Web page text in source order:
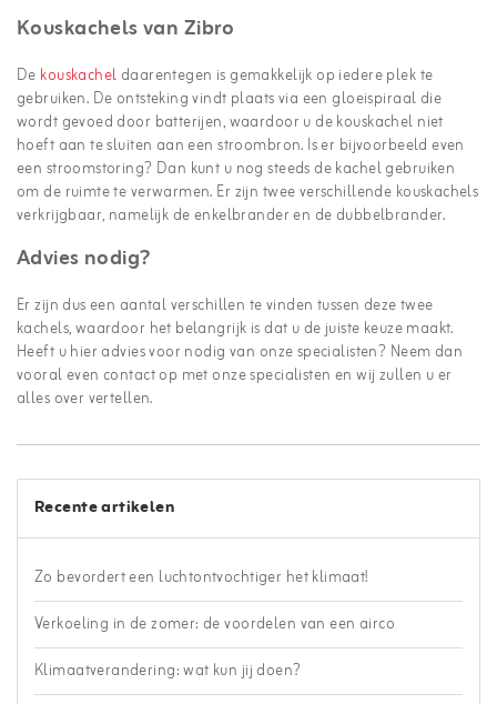
Kouskachels van Zibro
De kouskacheldaarentegen is gemakkelijk op iedere plek te
gebruiken. De ontsteking vindt plaats via een gloeispiraal die
wordt gevoed door batterijen, waardoor u de kouskachel niet
hoeft aan te sluiten aan een stroombron. Is er bijvoorbeeld even
een stroomstoring? Dan kunt u nog steeds de kachel gebruiken
om de ruimte te verwarmen. Er zijn twee verschillende kouskachels
verkrijgbaar, namelijk de enkelbrander en de dubbelbrander.
Advies nodig?
Er zijn dus een aantal verschillen te vinden tussen deze twee
kachels, waardoor het belangrijk is dat u de juiste keuze maakt.
Heeft u hier advies voor nodig van onze specialisten? Neem dan
vooral even contact op met onze specialisten en wij zullen u er
alles over vertellen.
Recente artikelen
Zo bevordert een luchtontvochtiger het klimaat!
Verkoeling in de zomer: de voordelen van een airco
Klimaatverandering: wat kun jij doen?